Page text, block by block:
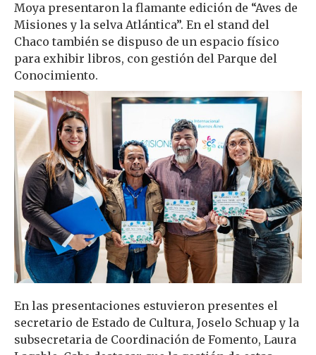
Moya presentaron la flamante edición de “Aves de
Misiones y la selva Atlántica”. En el stand del
Chaco también se dispuso de un espacio físico
para exhibir libros, con gestión del Parque del
Conocimiento.
En las presentaciones estuvieron presentes el
secretario de Estado de Cultura, Joselo Schuap y la
subsecretaria de Coordinación de Fomento, Laura